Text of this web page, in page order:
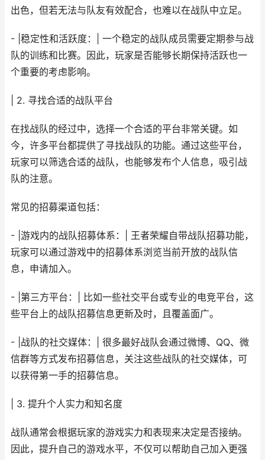
出色，但若无法与队友有效配合，也难以在战队中立足。
- |稳定性和活跃度：| 一个稳定的战队成员需要定期参与战
队的训练和比赛。因此，玩家是否能够长期保持活跃也一
个重要的考虑影响。
| 2. 寻找合适的战队平台
在找战队的经过中，选择一个合适的平台非常关键。如
今，许多平台都提供了寻找战队的功能。通过这些平台，
玩家可以筛选合适的战队，也能够发布个人信息，吸引战
队的注意。
常见的招募渠道包括：
- |游戏内的战队招募体系：| 王者荣耀自带战队招募功能，
玩家可以通过游戏中的招募体系浏览当前开放的战队信
息，申请加入。
- |第三方平台：| 比如一些社交平台或专业的电竞平台，这
些平台上的战队招募信息更新及时，且覆盖面广。
- |战队的社交媒体：| 很多最好战队会通过微博、QQ、微
信群等方式发布招募信息，关注这些战队的社交媒体，可
以获得第一手的招募信息。
| 3. 提升个人实力和知名度
战队通常会根据玩家的游戏实力和表现来决定是否接纳。
因此，提升自己的游戏水平，不仅可以帮助自己加入更强